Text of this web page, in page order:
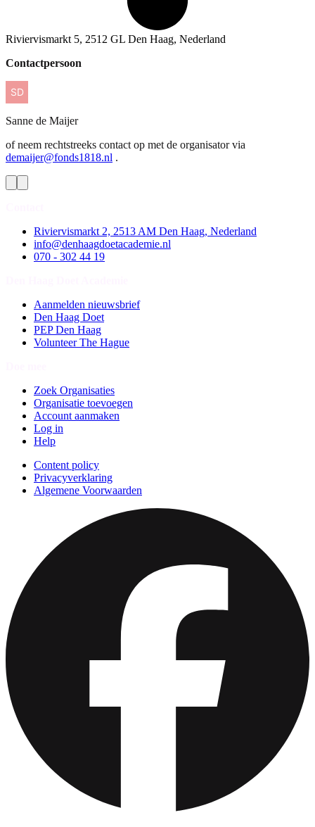
Riviervismarkt 5, 2512 GL Den Haag, Nederland
Contactpersoon
Sanne de Maijer
of neem rechtstreeks contact op met de organisator via
demaijer@fonds1818.nl .
Riviervismarkt 2, 2513 AM Den Haag, Nederland
info@denhaagdoetacademie.nl
070 - 302 44 19
Aanmelden nieuwsbrief
Den Haag Doet
PEP Den Haag
Volunteer The Hague
Zoek Organisaties
Organisatie toevoegen
Account aanmaken
Log in
Help
Content policy
Privacyverklaring
Algemene Voorwaarden